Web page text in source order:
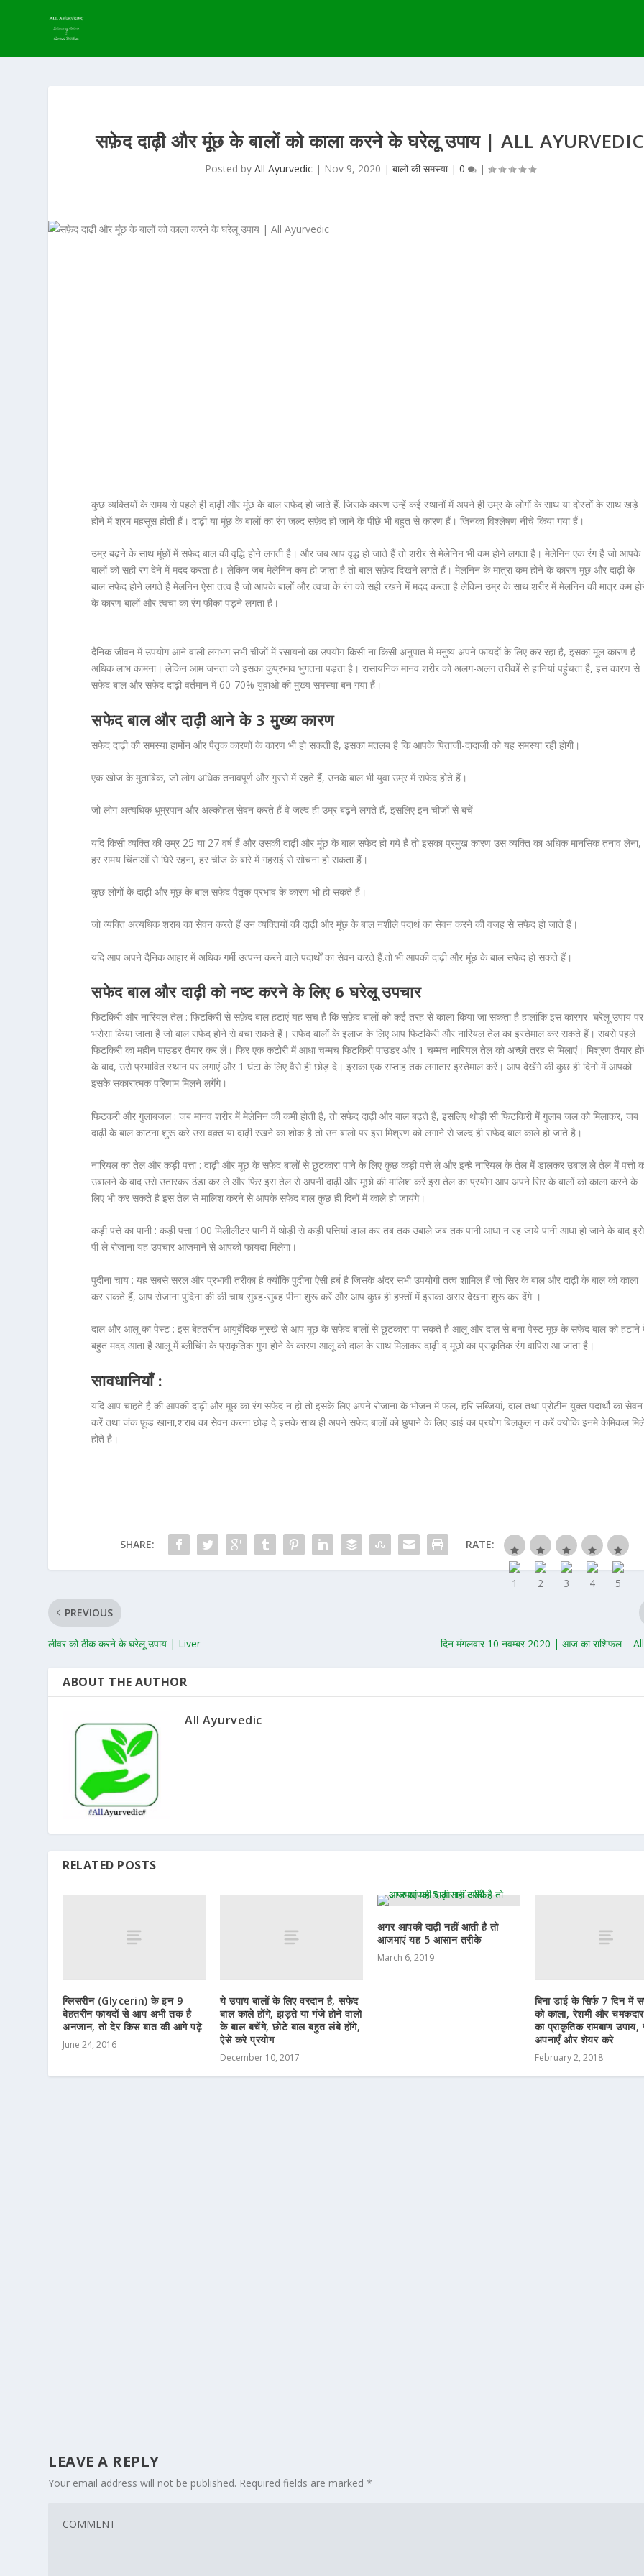
सफ़ेद दाढ़ी और मूंछ के बालों को काला करने के घरेलू उपाय | ALL AYURVEDIC
Posted by All Ayurvedic| Nov 9, 2020 | बालों की समस्या| 0 |
कुछ व्यक्तियों के समय से पहले ही दाढ़ी और मूंछ के बाल सफेद हो जाते हैं. जिसके कारण उन्हें कई स्थानों में अपने ही उम्र के लोगों के साथ या दोस्तों के साथ खड़े
होने में श्रम महसूस होती हैं। दाढ़ी या मूंछ के बालों का रंग जल्द सफ़ेद हो जाने के पीछे भी बहुत से कारण हैं। जिनका विश्लेषण नीचे किया गया हैं।
उम्र बढ़ने के साथ मूंछों में सफेद बाल की वृद्धि होने लगती है। और जब आप वृद्ध हो जाते हैं तो शरीर से मेलेनिन भी कम होने लगता है। मेलेनिन एक रंग है जो आपके
बालों को सही रंग देने में मदद करता है। लेकिन जब मेलेनिन कम हो जाता है तो बाल सफ़ेद दिखने लगते हैं। मेलनिन के मात्रा कम होने के कारण मूछ और दाढ़ी के
बाल सफेद होने लगते है मेलनिन ऐसा तत्व है जो आपके बालों और त्वचा के रंग को सही रखने में मदद करता है लेकिन उम्र के साथ शरीर में मेलनिन की मात्र कम
के कारण बालों और त्वचा का रंग फीका पड़ने लगता है।
दैनिक जीवन में उपयोग आने वाली लगभग सभी चीजों में रसायनों का उपयोग किसी ना किसी अनुपात में मनुष्य अपने फायदों के लिए कर रहा है, इसका मूल कारण है
अधिक लाभ कामना। लेकिन आम जनता को इसका कुप्रभाव भुगतना पड़ता है। रासायनिक मानव शरीर को अलग-अलग तरीकों से हानियां पहुंचता है, इस कारण से
सफेद बाल और सफेद दाढ़ी वर्तमान में 60-70% युवाओ की मुख्य समस्या बन गया हैं।
सफेद बाल और दाढ़ी आने के 3 मुख्य कारण
सफेद दाढ़ी की समस्या हार्मोन और पैतृक कारणों के कारण भी हो सकती है, इसका मतलब है कि आपके पिताजी-दादाजी को यह समस्या रही होगी।
एक खोज के मुताबिक, जो लोग अधिक तनावपूर्ण और गुस्से में रहते हैं, उनके बाल भी युवा उम्र में सफेद होते हैं।
जो लोग अत्यधिक धूम्रपान और अल्कोहल सेवन करते हैं वे जल्द ही उम्र बढ़ने लगते हैं, इसलिए इन चीजों से बचें
यदि किसी व्यक्ति की उम्र 25 या 27 वर्ष हैं और उसकी दाढ़ी और मूंछ के बाल सफेद हो गये हैं तो इसका प्रमुख कारण उस व्यक्ति का अधिक मानसिक तनाव लेना,
हर समय चिंताओं से घिरे रहना, हर चीज के बारे में गहराई से सोचना हो सकता हैं।
कुछ लोगों के दाढ़ी और मूंछ के बाल सफेद पैतृक प्रभाव के कारण भी हो सकते हैं।
जो व्यक्ति अत्यधिक शराब का सेवन करते हैं उन व्यक्तियों की दाढ़ी और मूंछ के बाल नशीले पदार्थ का सेवन करने की वजह से सफेद हो जाते हैं।
यदि आप अपने दैनिक आहार में अधिक गर्मी उत्पन्न करने वाले पदार्थों का सेवन करते हैं.तो भी आपकी दाढ़ी और मूंछ के बाल सफेद हो सकते हैं।
सफेद बाल और दाढ़ी को नष्ट करने के लिए 6 घरेलू उपचार
फिटकिरी और नारियल तेल : फिटकिरी से सफ़ेद बाल हटाएं यह सच है कि सफ़ेद बालों को कई तरह से काला किया जा सकता है हालांकि इस कारगर घरेलू उपाय पर
भरोसा किया जाता है जो बाल सफेद होने से बचा सकते हैं। सफेद बालों के इलाज के लिए आप फिटकिरी और नारियल तेल का इस्तेमाल कर सकते हैं। सबसे पहले
फिटकिरी का महीन पाउडर तैयार कर लें। फिर एक कटोरी में आधा चम्मच फिटकिरी पाउडर और 1 चम्मच नारियल तेल को अच्छी तरह से मिलाएं। मिश्रण तैयार
के बाद, उसे प्रभावित स्थान पर लगाएं और 1 घंटा के लिए वैसे ही छोड़ दे। इसका एक सप्ताह तक लगातार इस्तेमाल करें। आप देखेंगे की कुछ ही दिनो में आपको
इसके सकारात्मक परिणाम मिलने लगेंगे।
फिटकरी और गुलाबजल :जब मानव शरीर में मेलेनिन की कमी होती है, तो सफेद दाढ़ी और बाल बढ़ते हैं, इसलिए थोड़ी सी फिटकिरी में गुलाब जल को मिलाकर, जब
दाढ़ी के बाल काटना शुरू करे उस वक़्त या दाढ़ी रखने का शोक है तो उन बालो पर इस मिश्रण को लगाने से जल्द ही सफेद बाल काले हो जाते है।
नारियल का तेल और कड़ी पत्ता :दाढ़ी और मूछ के सफेद बालों से छुटकारा पाने के लिए कुछ कड़ी पत्ते ले और इन्हे नारियल के तेल में डालकर उबाल ले तेल में पत्तो
उबालने के बाद उसे उतारकर ठंडा कर ले और फिर इस तेल से अपनी दाढ़ी और मूछो की मालिश करें इस तेल का प्रयोग आप अपने सिर के बालों को काला करने के
लिए भी कर सकते है इस तेल से मालिश करने से आपके सफेद बाल कुछ ही दिनों में काले हो जायंगे।
कड़ी पत्ते का पानी : कड़ी पत्ता 100 मिलीलीटर पानी में थोड़ी से कड़ी पत्तियां डाल कर तब तक उबाले जब तक पानी आधा न रह जाये पानी आधा हो जाने के बाद इसे
पी ले रोजाना यह उपचार आजमाने से आपको फायदा मिलेगा।
पुदीना चाय : यह सबसे सरल और प्रभावी तरीका है क्योंकि पुदीना ऐसी हर्ब है जिसके अंदर सभी उपयोगी तत्व शामिल हैं जो सिर के बाल और दाढ़ी के बाल को काला
कर सकते हैं, आप रोजाना पुदिना की की चाय सुबह-सुबह पीना शुरू करें और आप कुछ ही हफ्तों में इसका असर देखना शुरू कर देंगे ।
दाल और आलू का पेस्ट :इस बेहतरीन आयुर्वेदिक नुस्खे से आप मूछ के सफेद बालों से छुटकारा पा सकते है आलू और दाल से बना पेस्ट मूछ के सफेद बाल को हटाने
बहुत मदद आता है आलू में ब्लीचिंग के प्राकृतिक गुण होने के कारण आलू को दाल के साथ मिलाकर दाढ़ी व् मूछो का प्राकृतिक रंग वापिस आ जाता है।
सावधानियाँ :
यदि आप चाहते है की आपकी दाढ़ी और मूछ का रंग सफेद न हो तो इसके लिए अपने रोजाना के भोजन में फल, हरि सब्जियां, दाल तथा प्रोटीन युक्त पदार्थो का सेवन
करें तथा जंक फ़ूड खाना,शराब का सेवन करना छोड़ दे इसके साथ ही अपने सफेद बालों को छुपाने के लिए डाई का प्रयोग बिलकुल न करें क्योकि इनमे केमिकल
होते है।
SHARE: RATE:
PREVIOUS
लीवर को ठीक करने के घरेलू उपाय | Liver दिन मंगलवार 10 नवम्बर 2020 | आज का राशिफल –
ABOUT THE AUTHOR
All Ayurvedic
RELATED POSTS
ग्लिसरीन (Glycerin) के इन 9
बेहतरीन फायदों से आप अभी तक है
अनजान, तो देर किस बात की आगे पढ़े
June 24, 2016
ये उपाय बालों के लिए वरदान है, सफेद
बाल काले होंगे, झड़ते या गंजे होने वालो
के बाल बचेंगे, छोटे बाल बहुत लंबे होंगे,
ऐसे करे प्रयोग
December 10, 2017
अगर आपकी दाढ़ी नहीं आती है तो
आजमाएं यह 5 आसान तरीके
March 6, 2019
बिना डाई के सिर्फ 7 दिन में
को काला, रेशमी और
का प्राकृतिक रामबाण
अपनाएँ और शेयर करे
February 2, 2018
LEAVE A REPLY
Your email address will not be published. Required fields are marked*